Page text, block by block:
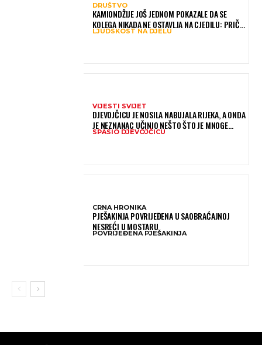
DRUŠTVO
KAMIONDŽIJE JOŠ JEDNOM POKAZALE DA SE
KOLEGA NIKADA NE OSTAVLJA NA CJEDILU: PRIČA
IZ HAMBURGA DIRNULA MNOGE
LJUDSKOST NA DJELU
VIJESTI SVIJET
DJEVOJČICU JE NOSILA NABUJALA RIJEKA, A ONDA
JE NEZNANAC UČINIO NEŠTO ŠTO JE MNOGE
OSTAVILO BEZ RIJEČI
SPASIO DJEVOJČICU
CRNA HRONIKA
PJEŠAKINJA POVRIJEĐENA U SAOBRAĆAJNOJ
NESREĆI U MOSTARU
POVRIJEĐENA PJEŠAKINJA